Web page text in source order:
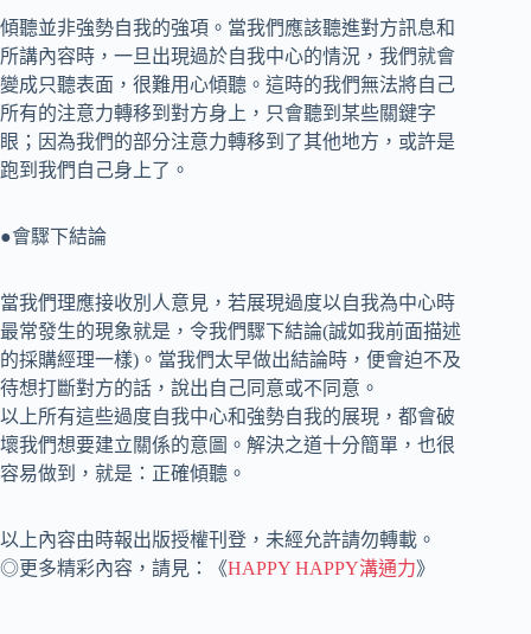
傾聽並非強勢自我的強項。當我們應該聽進對方訊息和
所講內容時，一旦出現過於自我中心的情況，我們就會
變成只聽表面，很難用心傾聽。這時的我們無法將自己
所有的注意力轉移到對方身上，只會聽到某些關鍵字
眼；因為我們的部分注意力轉移到了其他地方，或許是
跑到我們自己身上了。
●會驟下結論
當我們理應接收別人意見，若展現過度以自我為中心時
最常發生的現象就是，令我們驟下結論(誠如我前面描述
的採購經理一樣)。當我們太早做出結論時，便會迫不及
待想打斷對方的話，說出自己同意或不同意。
以上所有這些過度自我中心和強勢自我的展現，都會破
壞我們想要建立關係的意圖。解決之道十分簡單，也很
容易做到，就是：正確傾聽。
以上內容由時報出版授權刊登，未經允許請勿轉載。
◎更多精彩內容，請見：《HAPPY HAPPY溝通力》